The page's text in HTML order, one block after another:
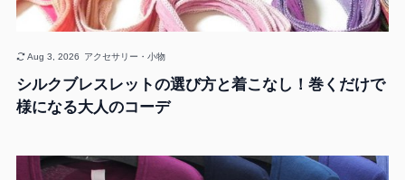
シルクブレスレットの選び方と着こなし！巻くだけで
様になる大人のコーデ
Aug 3, 2026 アクセサリー・小物